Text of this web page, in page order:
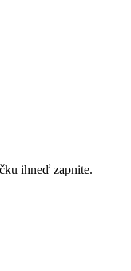
ihneď zapnite.